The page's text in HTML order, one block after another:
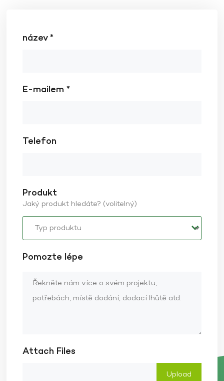
název *
E-mailem *
Telefon
Produkt
Jaký produkt hledáte? (volitelný)
Pomozte lépe
Attach Files